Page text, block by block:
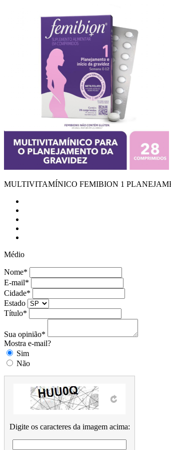
MULTIVITAMÍNICO FEMIBION 1
Médio
Nome*
E-mail*
Cidade*
Estado
Título*
Sua opinião*
Mostra e-mail?
Sim
Não
Digite os caracteres da imagem acima: